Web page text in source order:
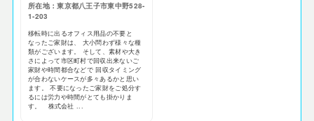
所在地：東京都八王子市東中野528-
1-203
移転時に出るオフィス用品の不要と
なったご家財は、 大小問わず様々な種
類がございます。 そして、素材や大き
さによって市区町村で回収出来ないご
家財や時間都合などで 回収タイミング
が合わないケースが多々あるかと思い
ます。 不要になったご家財をご処分す
るには労力や時間がとても掛かりま
す。 株式会社 ...